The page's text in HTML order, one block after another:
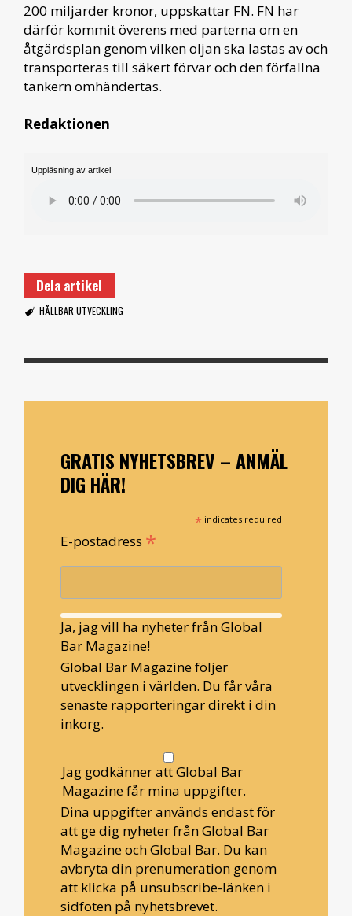
200 miljarder kronor, uppskattar FN. FN har
därför kommit överens med parterna om en
åtgärdsplan genom vilken oljan ska lastas av och
transporteras till säkert förvar och den förfallna
tankern omhändertas.
Redaktionen
Uppläsning av artikel
Dela artikel
HÅLLBAR UTVECKLING
GRATIS NYHETSBREV – ANMÄL
DIG HÄR!
* indicates required
E-postadress *
Ja, jag vill ha nyheter från Global
Bar Magazine!
Global Bar Magazine följer
utvecklingen i världen. Du får våra
senaste rapporteringar direkt i din
inkorg.
Jag godkänner att Global Bar
Magazine får mina uppgifter.
Dina uppgifter används endast för
att ge dig nyheter från Global Bar
Magazine och Global Bar. Du kan
avbryta din prenumeration genom
att klicka på unsubscribe-länken i
sidfoten på nyhetsbrevet.